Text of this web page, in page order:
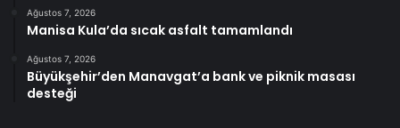
Ağustos 7, 2026
Manisa Kula’da sıcak asfalt tamamlandı
Ağustos 7, 2026
Büyükşehir’den Manavgat’a bank ve piknik masası
desteği